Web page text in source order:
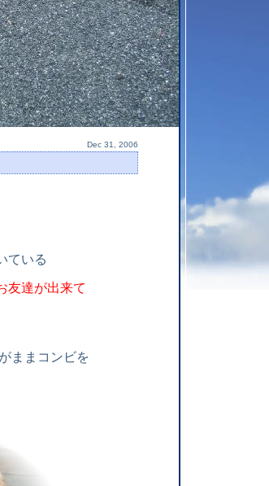
Dec 31, 2006
ている
達が出来て
ままコンビを